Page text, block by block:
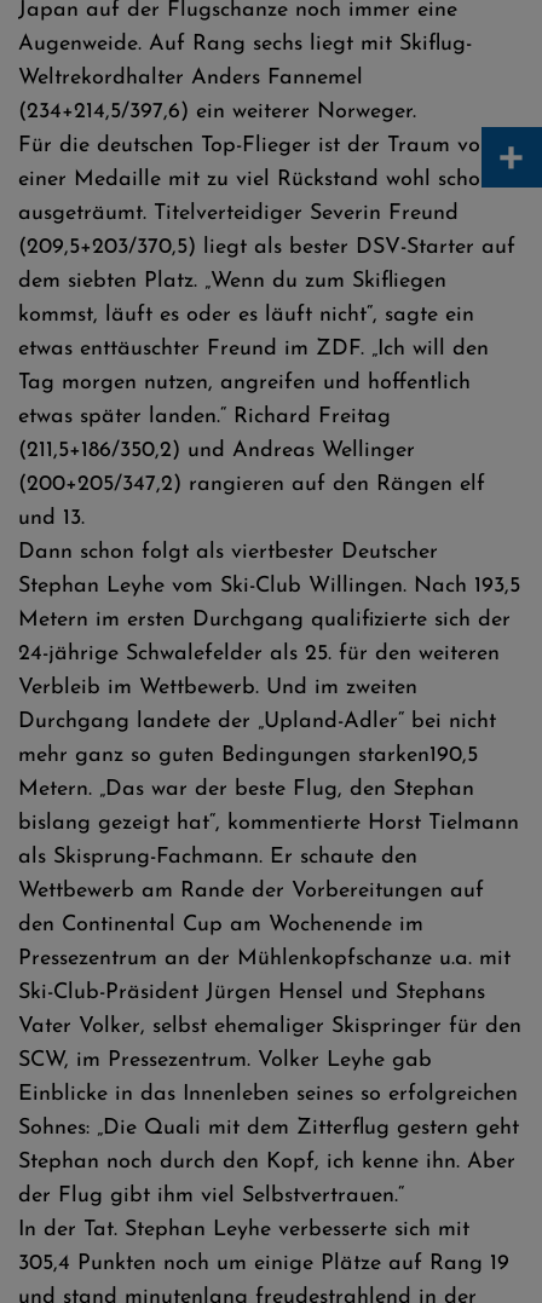
Japan auf der Flugschanze noch immer eine
Augenweide. Auf Rang sechs liegt mit Skiflug-
Weltrekordhalter Anders Fannemel
(234+214,5/397,6) ein weiterer Norweger.
Für die deutschen Top-Flieger ist der Traum von
einer Medaille mit zu viel Rückstand wohl schon
ausgeträumt. Titelverteidiger Severin Freund
(209,5+203/370,5) liegt als bester DSV-Starter auf
dem siebten Platz. „Wenn du zum Skifliegen
kommst, läuft es oder es läuft nicht“, sagte ein
etwas enttäuschter Freund im ZDF. „Ich will den
Tag morgen nutzen, angreifen und hoffentlich
etwas später landen.“ Richard Freitag
(211,5+186/350,2) und Andreas Wellinger
(200+205/347,2) rangieren auf den Rängen elf
und 13.
Dann schon folgt als viertbester Deutscher
Stephan Leyhe vom Ski-Club Willingen. Nach 193,5
Metern im ersten Durchgang qualifizierte sich der
24-jährige Schwalefelder als 25. für den weiteren
Verbleib im Wettbewerb. Und im zweiten
Durchgang landete der „Upland-Adler“ bei nicht
mehr ganz so guten Bedingungen starken190,5
Metern. „Das war der beste Flug, den Stephan
bislang gezeigt hat“, kommentierte Horst Tielmann
als Skisprung-Fachmann. Er schaute den
Wettbewerb am Rande der Vorbereitungen auf
den Continental Cup am Wochenende im
Pressezentrum an der Mühlenkopfschanze u.a. mit
Ski-Club-Präsident Jürgen Hensel und Stephans
Vater Volker, selbst ehemaliger Skispringer für den
SCW, im Pressezentrum. Volker Leyhe gab
Einblicke in das Innenleben seines so erfolgreichen
Sohnes: „Die Quali mit dem Zitterflug gestern geht
Stephan noch durch den Kopf, ich kenne ihn. Aber
der Flug gibt ihm viel Selbstvertrauen.“
In der Tat. Stephan Leyhe verbesserte sich mit
305,4 Punkten noch um einige Plätze auf Rang 19
und stand minutenlang freudestrahlend in der
+